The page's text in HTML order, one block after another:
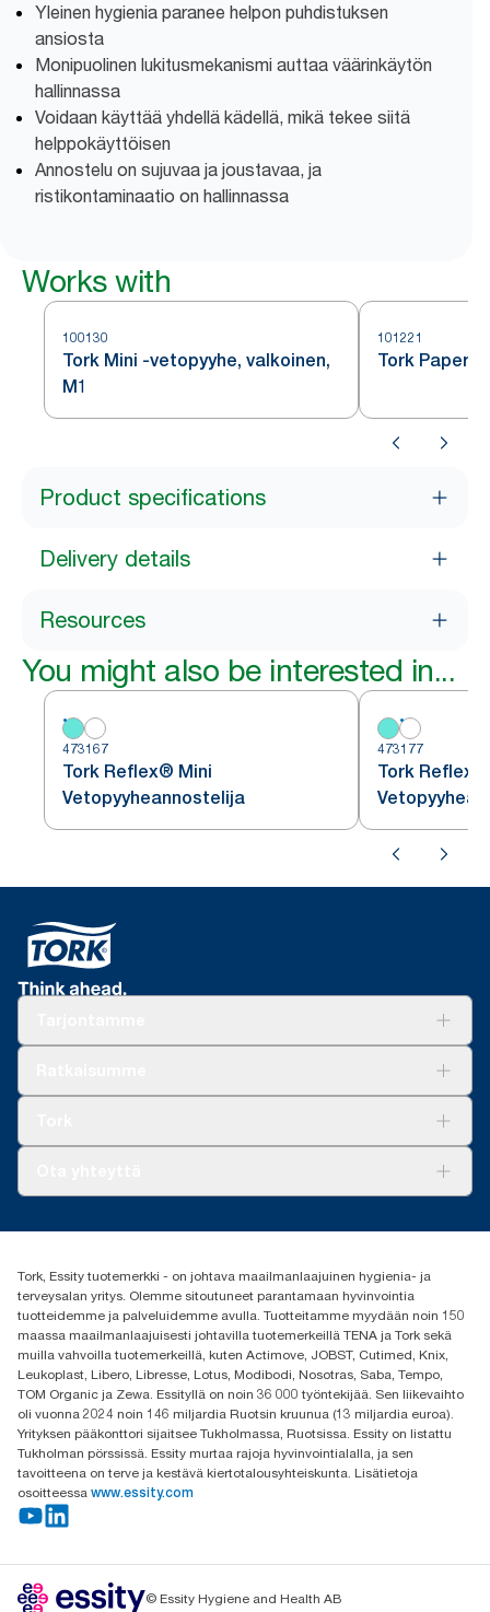
Yleinen hygienia paranee helpon puhdistuksen
ansiosta
Monipuolinen lukitusmekanismi auttaa väärinkäytön
hallinnassa
Voidaan käyttää yhdellä kädellä, mikä tekee siitä
helppokäyttöisen
Annostelu on sujuvaa ja joustavaa, ja
ristikontaminaatio on hallinnassa
Works with
100130
Tork Mini -vetopyyhe, valkoinen,
M1
101221
Tork
Product specifications
Delivery details
Resources
You might also be interested in...
473167
Tork Reflex® Mini
Vetopyyheannostelija
473177
Tork
(+358) 9 5068 8222
Oy Essity Finland Ab
Revontulenkuja 1
02100 Espoo
Tork, Essity tuotemerkki - on johtava maailmanlaajuinen hygienia- ja
terveysalan yritys. Olemme sitoutuneet parantamaan hyvinvointia
tuotteidemme ja palveluidemme avulla. Tuotteitamme myydään noin 150
maassa maailmanlaajuisesti johtavilla tuotemerkeillä TENA ja Tork sekä
muilla vahvoilla tuotemerkeillä, kuten Actimove, JOBST, Cutimed, Knix,
Leukoplast, Libero, Libresse, Lotus, Modibodi, Nosotras, Saba, Tempo,
TOM Organic ja Zewa. Essityllä on noin 36 000 työntekijää. Sen liikevaihto
oli vuonna 2024 noin 146 miljardia Ruotsin kruunua (13 miljardia euroa).
Yrityksen pääkonttori sijaitsee Tukholmassa, Ruotsissa. Essity on listattu
Tukholman pörssissä. Essity murtaa rajoja hyvinvointialalla, ja sen
tavoitteena on terve ja kestävä kiertotalousyhteiskunta. Lisätietoja
osoitteessa www.essity.com
© Essity Hygiene and Health AB